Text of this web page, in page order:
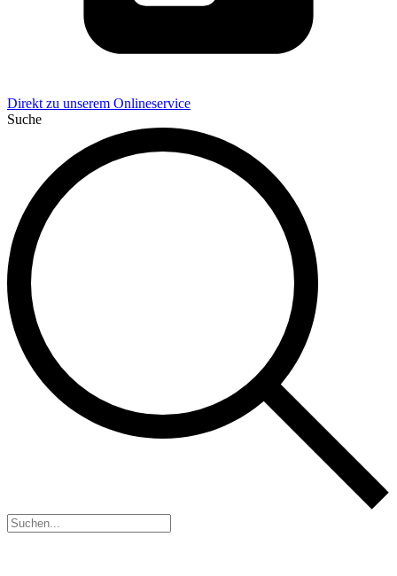
Direkt zu unserem Onlineservice
Suche